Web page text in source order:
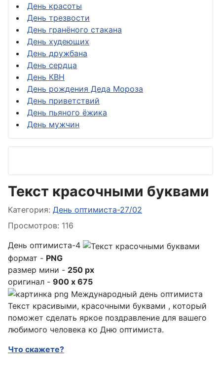
День красоты
День трезвости
День гранёного стакана
День худеющих
День дружбана
День сердца
День КВН
День рождения Деда Мороза
День приветствий
День пьяного ёжика
День мужчин
Текст красочными буквами
Информация о материале
Категория: День оптимиста-27/02
Просмотров: 116
День оптимиста-4
формат - PNG
размер мини - 250 px
оригинал - 900 x 675
Текст красивыми, красочными буквами , который
поможет сделать яркое поздравление для вашего
любимого человека ко Дню оптимиста.
Что скажете?